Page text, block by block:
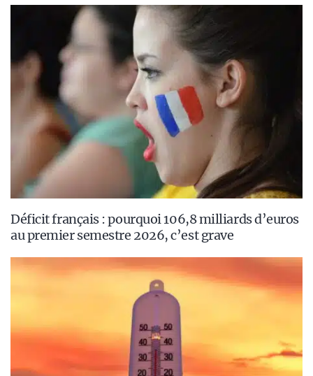
Déficit français : pourquoi 106,8 milliards d’euros
au premier semestre 2026, c’est grave